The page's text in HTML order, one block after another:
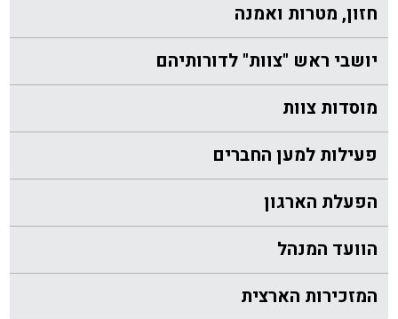
חזון, מטרות ואמנה
יושבי ראש "צוות" לדורותיהם
מוסדות צוות
פעילות למען החברים
הפעלת הארגון
הוועד המנהל
המזכירות הארצית